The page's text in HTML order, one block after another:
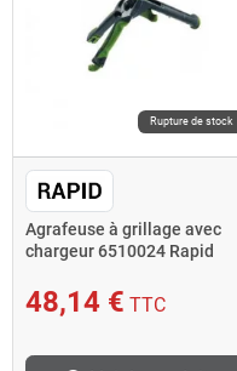
Rupture de stock
Agrafeuse à grillage avec
chargeur 6510024 Rapid
48,14 € TTC